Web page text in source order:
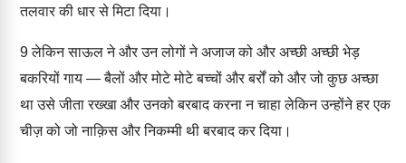
तलवार की धार से मिटा दिया।
9लेकिन साऊल ने और उन लोगों ने अजाज को और अच्छी अच्छी भेड़
बकरियों गाय — बैलों और मोटे मोटे बच्चों और बर्रों को और जो कुछ अच्छा
था उसे जीता रख्खा और उनको बरबाद करना न चाहा लेकिन उन्होंने हर एक
चीज़ को जो नाक़िस और निकम्मी थी बरबाद कर दिया।